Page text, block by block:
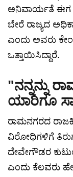
ಅನಿವಾರ್ಯತೆ ಈಗ
ಬೇರೆ ರಾಜ್ಯದ
ಎಂದು ಅವರು
ಒತ್ತಾಯಿಸಿದ್ದಾರೆ.
"ನನ್ನನ್ನು
ಯಾರಿಗೂ
ರಾಮನಗರದ
ವಿರೋಧಿಗಳಿಗೆ
ದೇವೇಗೌಡರ
ಎಂದು ಕೆಲವರು